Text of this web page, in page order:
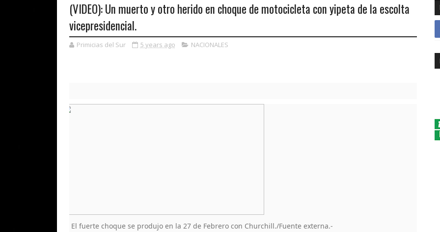
(VIDEO): Un muerto y otro herido en choque de motocicleta con yipeta de la escolta
vicepresidencial.
Primicias del Sur 5 years ago NACIONALES
El fuerte choque se produjo en la 27 de Febrero con Churchill./Fuente externa.-